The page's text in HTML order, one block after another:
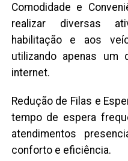
Comodidade e
realizar diversas
habilitação e aos
utilizando apenas um
internet.
Redução de Filas e
tempo de espera
atendimentos
conforto e eficiência.